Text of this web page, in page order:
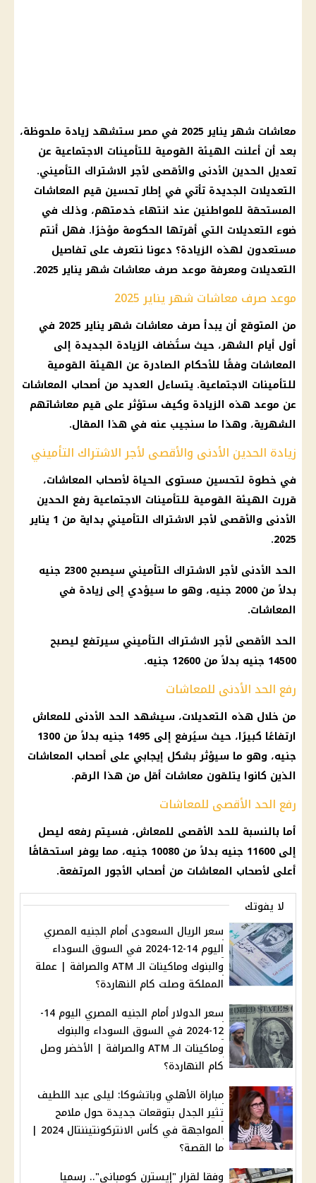
معاشات شهر يناير 2025 في مصر ستشهد زيادة ملحوظة،
بعد أن أعلنت الهيئة القومية للتأمينات الاجتماعية عن
تعديل الحدين الأدنى والأقصى لأجر الاشتراك التأميني.
التعديلات الجديدة تأتي في إطار تحسين قيم المعاشات
المستحقة للمواطنين عند انتهاء خدمتهم، وذلك في
ضوء التعديلات التي أقرتها الحكومة مؤخرًا. فهل أنتم
مستعدون لهذه الزيادة؟ دعونا نتعرف على تفاصيل
التعديلات ومعرفة موعد صرف معاشات شهر يناير 2025.
موعد صرف معاشات شهر يناير 2025
من المتوقع أن يبدأ صرف معاشات شهر يناير 2025 في
أول أيام الشهر، حيث ستُضاف الزيادة الجديدة إلى
المعاشات وفقًا للأحكام الصادرة عن الهيئة القومية
للتأمينات الاجتماعية. يتساءل العديد من أصحاب المعاشات
عن موعد هذه الزيادة وكيف ستؤثر على قيم معاشاتهم
الشهرية، وهذا ما سنجيب عنه في هذا المقال.
زيادة الحدين الأدنى والأقصى لأجر الاشتراك التأميني
في خطوة لتحسين مستوى الحياة لأصحاب المعاشات،
قررت الهيئة القومية للتأمينات الاجتماعية رفع الحدين
الأدنى والأقصى لأجر الاشتراك التأميني بداية من 1 يناير
2025.
الحد الأدنى لأجر الاشتراك التأميني سيصبح 2300 جنيه
بدلاً من 2000 جنيه، وهو ما سيؤدي إلى
زيادة في
المعاشات.
الحد الأقصى لأجر الاشتراك التأميني سيرتفع ليصبح
14500 جنيه بدلاً من 12600 جنيه.
رفع الحد الأدنى للمعاشات
من خلال هذه التعديلات، سيشهد الحد الأدنى للمعاش
ارتفاعًا كبيرًا، حيث سيُرفع إلى 1495 جنيه بدلاً من 1300
جنيه، وهو ما سيؤثر بشكل إيجابي على أصحاب المعاشات
الذين كانوا يتلقون معاشات أقل من هذا الرقم.
رفع الحد الأقصى للمعاشات
أما بالنسبة للحد الأقصى للمعاش، فسيتم رفعه ليصل
إلى 11600 جنيه بدلاً من 10080 جنيه، مما يوفر استحقاقًا
أعلى لأصحاب المعاشات من أصحاب الأجورالمرتفعة.
لا يفوتك
سعر الريال السعودى أمام الجنيه المصري
اليوم 14-12-2024 في السوق السوداء
والبنوك وماكينات الـ ATM والصرافة | عملة
المملكة وصلت كام النهاردة؟
سعر الدولار أمام الجنيه المصري اليوم 14-
12-2024 في السوق السوداء والبنوك
وماكينات الـ ATM والصرافة | الأخضر وصل
كام النهاردة؟
مباراة الأهلي وباتشوكا: ليلى عبد اللطيف
تثير الجدل بتوقعات جديدة حول ملامح
المواجهة في كأس الانتركونتيننتال 2024 |
ما القصة؟
وفقا لقرار "إيسترن كومباني".. رسميا